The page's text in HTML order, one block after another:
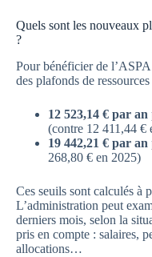
Quels sont les nouveaux
?
Pour bénéficier de
des plafonds de
12 523,14 € par an
(contre 12 411,44 €
19 442,21 € par an
268,80 € en 2025)
Ces seuils sont calculés à
L’administration peut
derniers mois, selon la
pris en compte : salaires,
allocations…